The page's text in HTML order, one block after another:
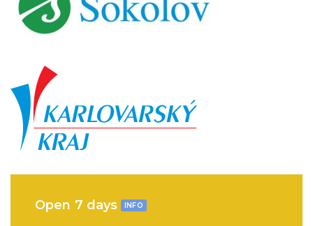
Open 7 days INFO